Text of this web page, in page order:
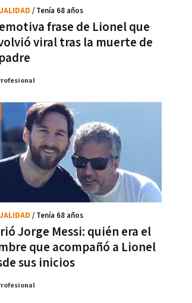
frase de Lionel que
viral tras la muerte de
/ Tenía 68 años
Jorge Messi: quién era el
que acompañó a Lionel
sus inicios
/ Tenía 68 años